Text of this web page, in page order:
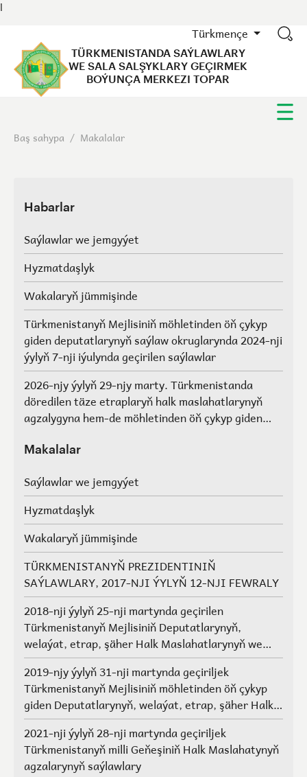
l
Türkmençe
TÜRKMENISTANDA SAÝLAWLARY
WE SALA SALŞYKLARY GEÇIRMEK
BOÝUNÇA MERKEZI TOPAR
Baş sahypa / Makalalar
Habarlar
Saýlawlar we jemgyýet
Hyzmatdaşlyk
Wakalaryň jümmişinde
Türkmenistanyň Mejlisiniň möhletinden öň çykyp
giden deputatlarynyň saýlaw okruglarynda 2024-nji
ýylyň 7-nji iýulynda geçirilen saýlawlar
2026-njy ýylyň 29-njy marty. Türkmenistanda
döredilen täze etraplaryň halk maslahatlarynyň
agzalygyna hem-de möhletinden öň çykyp giden
maslahatlarynyň we Geňeşleriň agzalarynyň ýerine
Makalalar
Saýlawlar we jemgyýet
Hyzmatdaşlyk
Wakalaryň jümmişinde
TÜRKMENISTANYŇ PREZIDENTINIŇ
SAÝLAWLARY, 2017-NJI ÝYLYŇ 12-NJI FEWRALY
2018-nji ýylyň 25-nji martynda geçirilen
Türkmenistanyň Mejlisiniň Deputatlarynyň,
welaýat, etrap, şäher Halk Maslahatlarynyň we
Geňeşleriň agzalarynyň saýlawlary.
2019-njy ýylyň 31-nji martynda geçiriljek
Türkmenistanyň Mejlisiniň möhletinden öň çykyp
giden Deputatlarynyň, welaýat, etrap, şäher Halk
Maslahatlarynyň we Geňeşleriň agzalarynyň ýerine
saýlawlar
2021-nji ýylyň 28-nji martynda geçiriljek
Türkmenistanyň milli Geňeşiniň Halk Maslahatynyň
agzalarynyň saýlawlary